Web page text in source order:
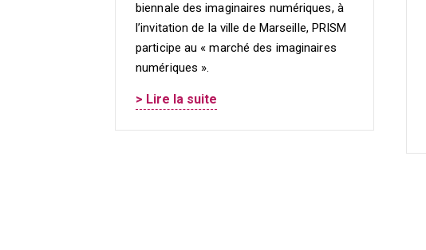
biennale des imaginaires numériques, à
l’invitation de la ville de Marseille, PRISM
participe au « marché des imaginaires
numériques ».
> Lire la suite